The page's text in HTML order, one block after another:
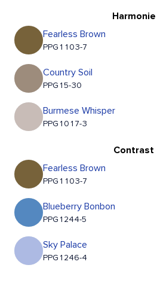
Harmonie
Fearless Brown
PPG1103-7
Country Soil
PPG15-30
Burmese Whisper
PPG1017-3
Contrast
Fearless Brown
PPG1103-7
Blueberry Bonbon
PPG1244-5
Sky Palace
PPG1246-4